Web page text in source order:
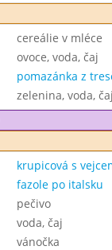
cereálie v mléce
ovoce, voda, čaj
pomazánka z
zelenina, voda,
krupicová s
fazole po italsku
pečivo
voda, čaj
vánočka